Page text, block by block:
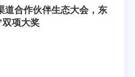
道合作伙伴生态大会，东
双项大奖